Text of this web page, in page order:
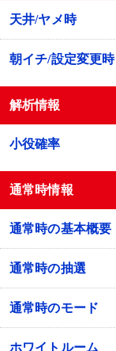
天井/ヤメ時
朝イチ/設定変更時
解析情報
小役確率
通常時情報
通常時の基本概要
通常時の抽選
通常時のモード
ホワイトルーム